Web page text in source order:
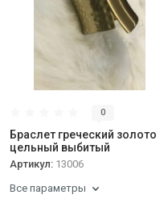
0
Браслет греческий золото
цельный выбитый
Артикул: 13006
Все параметры